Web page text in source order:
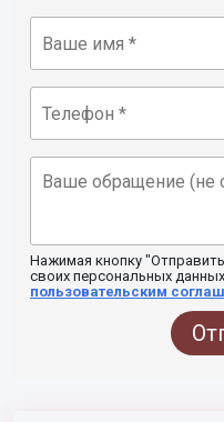
Нажимая кнопку
своих персональных
пользовательским